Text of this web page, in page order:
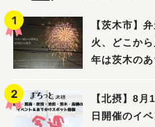
【茨木市】
火、どこか
年は茨木の
【北摂】8月
日開催のイ